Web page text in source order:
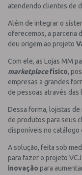
atendendo clientes de
Além de integrar o
oferecemos, a parceria
deu origem ao projeto
Com ele, as Lojas MM
marketplacefísico,
empresas a grandes
de pessoas através das
Dessa forma, lojistas
de produtos para seus
disponíveis no catálogo
A solução, feita sob
para fazer o projeto
inovação para